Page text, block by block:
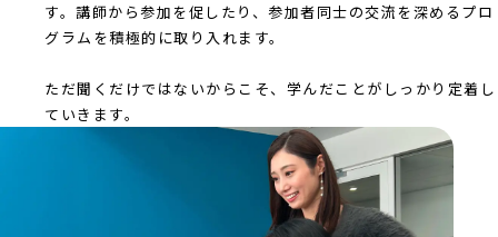
す。講師から参加を促したり、参加者同士の交流を深めるプロ
グラムを積極的に取り入れます。
ただ聞くだけではないからこそ、学んだことがしっかり定着し
ていきます。